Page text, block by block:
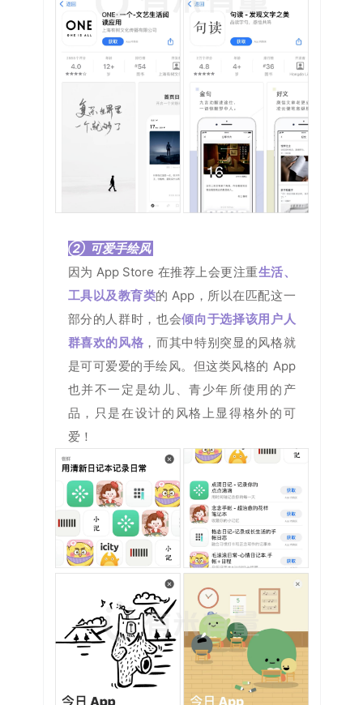
② 可爱手绘风
因为 App Store 在推荐上会更注重生活、
工具以及教育类的 App，所以在匹配这一
部分的人群时，也会倾向于选择该用户人
群喜欢的风格 ，而其中特别突显的风格就
是可可爱爱的手绘风。但这类风格的 App
也并不一定是幼儿、青少年所使用的产
品，只是在设计的风格上显得格外的可
爱！